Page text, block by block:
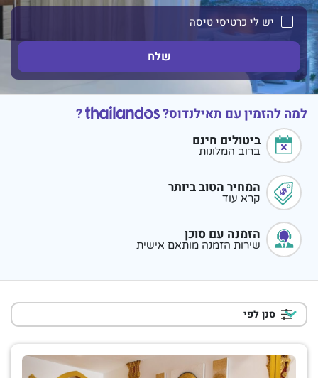
יש לי כרטיסי טיסה
למה להזמין עם תאילנדוס? ?
ביטולים חינם
ברוב המלונות
המחיר הטוב ביותר
קרא עוד
הזמנה עם סוכן
שירות הזמנה מותאם אישית
סנן לפי
דרוג כוכבים
מלון בדירוג 4 כוכבים
4